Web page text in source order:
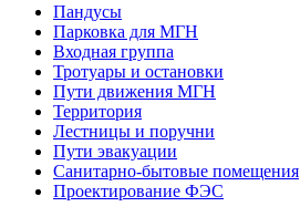
Пандусы
Парковка для МГН
Входная группа
Тротуары и остановки
Пути движения МГН
Территория
Лестницы и поручни
Пути эвакуации
Санитарно-бытовые помещения
Проектирование ФЭС